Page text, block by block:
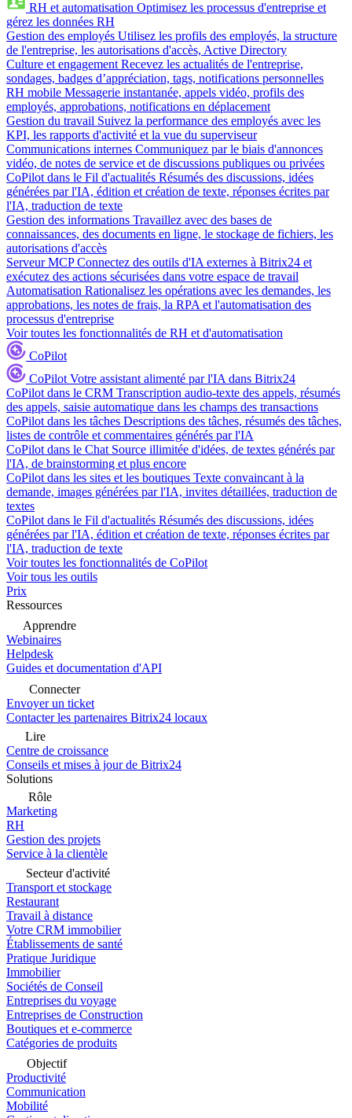
RH et automatisation Optimisez les processus d'entreprise et
gérez les données RH
Gestion des employés Utilisez les profils des employés, la structure
de l'entreprise, les autorisations d'accès, Active Directory
Culture et engagement Recevez les actualités de l'entreprise,
sondages, badges d’appréciation, tags, notifications personnelles
RH mobile Messagerie instantanée, appels vidéo, profils des
employés, approbations, notifications en déplacement
Gestion du travail Suivez la performance des employés avec les
KPI, les rapports d'activité et la vue du superviseur
Communications internes Communiquez par le biais d'annonces
vidéo, de notes de service et de discussions publiques ou privées
CoPilot dans le Fil d'actualités Résumés des discussions, idées
générées par l'IA, édition et création de texte, réponses écrites par
l'IA, traduction de texte
Gestion des informations Travaillez avec des bases de
connaissances, des documents en ligne, le stockage de fichiers, les
autorisations d'accès
Serveur MCP Connectez des outils d'IA externes à Bitrix24 et
exécutez des actions sécurisées dans votre espace de travail
Automatisation Rationalisez les opérations avec les demandes, les
approbations, les notes de frais, la RPA et l'automatisation des
processus d'entreprise
Voir toutes les fonctionnalités de RH et d'automatisation
CoPilot
CoPilot Votre assistant alimenté par l'IA dans Bitrix24
CoPilot dans le CRM Transcription audio-texte des appels, résumés
des appels, saisie automatique dans les champs des transactions
CoPilot dans les tâches Descriptions des tâches, résumés des tâches,
listes de contrôle et commentaires générés par l'IA
CoPilot dans le Chat Source illimitée d'idées, de textes générés par
l'IA, de brainstorming et plus encore
CoPilot dans les sites et les boutiques Texte convaincant à la
demande, images générées par l'IA, invites détaillées, traduction de
textes
CoPilot dans le Fil d'actualités Résumés des discussions, idées
générées par l'IA, édition et création de texte, réponses écrites par
l'IA, traduction de texte
Voir toutes les fonctionnalités de CoPilot
Voir tous les outils
Prix
Ressources
Apprendre
Webinaires
Helpdesk
Guides et documentation d'API
Connecter
Envoyer un ticket
Contacter les partenaires Bitrix24 locaux
Lire
Centre de croissance
Conseils et mises à jour de Bitrix24
Solutions
Rôle
Marketing
RH
Gestion des projets
Service à la clientèle
Secteur d'activité
Transport et stockage
Restaurant
Travail à distance
Votre CRM immobilier
Établissements de santé
Pratique Juridique
Immobilier
Sociétés de Conseil
Entreprises du voyage
Entreprises de Construction
Boutiques et e-commerce
Catégories de produits
Objectif
Productivité
Communication
Mobilité